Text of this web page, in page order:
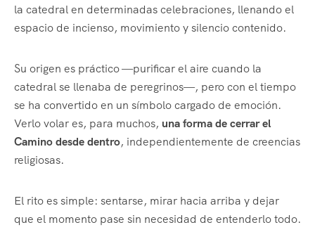
la catedral en determinadas celebraciones, llenando el
espacio de incienso, movimiento y silencio contenido.
Su origen es práctico —purificar el aire cuando la
catedral se llenaba de peregrinos—, pero con el tiempo
se ha convertido en un símbolo cargado de emoción.
Verlo volar es, para muchos, una forma de cerrar el
Camino desde dentro, independientemente de creencias
religiosas.
El rito es simple: sentarse, mirar hacia arriba y dejar
que el momento pase sin necesidad de entenderlo todo.